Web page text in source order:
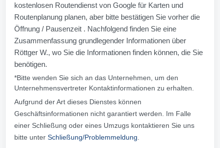
kostenlosen Routendienst von Google für Karten und
Routenplanung planen, aber bitte bestätigen Sie vorher die
Öffnung / Pausenzeit . Nachfolgend finden Sie eine
Zusammenfassung grundlegender Informationen über
Röttger W., wo Sie die Informationen finden können, die Sie
benötigen.
*Bitte wenden Sie sich an das Unternehmen, um den
Unternehmensvertreter Kontaktinformationen zu erhalten.
Aufgrund der Art dieses Dienstes können
Geschäftsinformationen nicht garantiert werden. Im Falle
einer Schließung oder eines Umzugs kontaktieren Sie uns
bitte unter Schließung/Problemmeldung